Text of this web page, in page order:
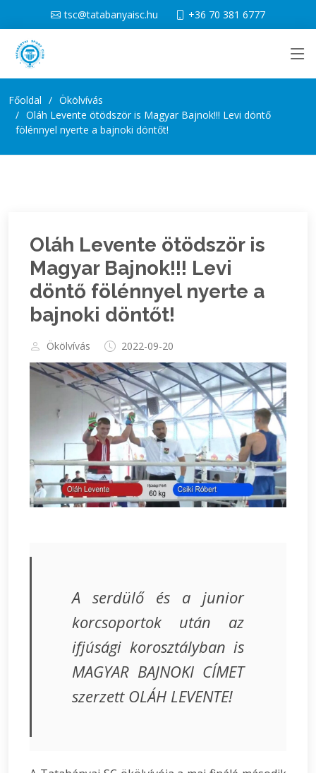
tsc@tatabanyaisc.hu +36 70 381 6777
Főoldal
Ökölvívás
Oláh Levente ötödször is Magyar Bajnok!!! Levi döntő
fölénnyel nyerte a bajnoki döntőt!
Oláh Levente ötödször is
Magyar Bajnok!!! Levi
döntő fölénnyel nyerte a
bajnoki döntőt!
Ökölvívás 2022-09-20
A serdülő és a junior
korcsoportok után az
ifjúsági korosztályban is
MAGYAR BAJNOKI CÍMET
szerzett OLÁH LEVENTE!